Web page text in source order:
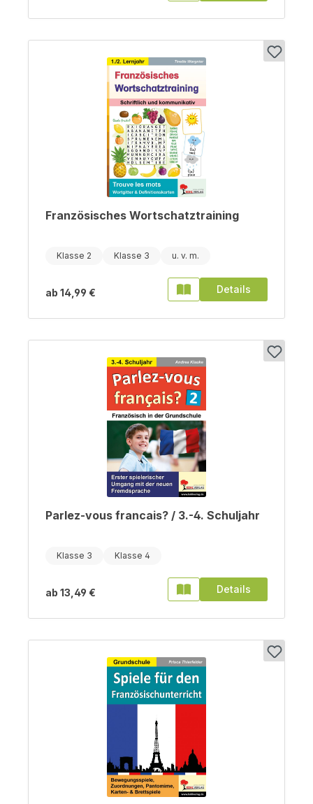
Französisches Wortschatztraining
Klasse 2 Klasse 3
ab 14,99 € Details
Parlez-vous francais? / 3.-4. Schuljahr
Klasse 3 Klasse 4
ab 13,49 € Details